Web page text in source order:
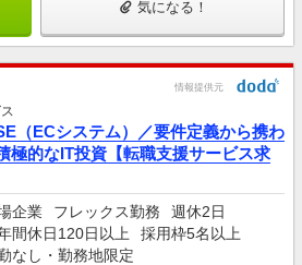
気になる！
情報提供元
（ECシステム）／要件定義から携わ
的なIT投資【転職支援サービス求
企業 フレックス勤務
週休2日
間休日120日以上
採用枠5名以上
なし・勤務地限定